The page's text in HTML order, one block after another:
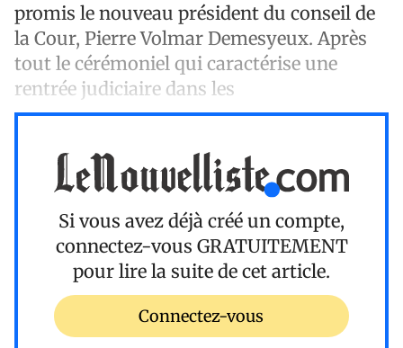
promis le nouveau président du conseil de
la Cour, Pierre Volmar Demesyeux. Après
tout le cérémoniel qui caractérise une
rentrée judiciaire dans les
Si vous avez déjà créé un compte,
connectez-vous GRATUITEMENT
pour lire la suite de cet article.
Connectez-vous